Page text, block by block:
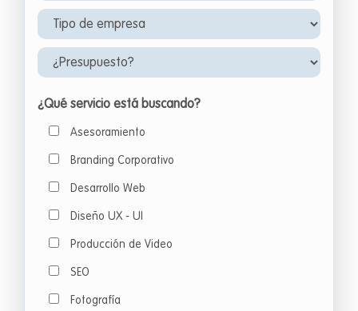
¿Qué servicio está buscando?
Asesoramiento
Branding Corporativo
Desarrollo Web
Diseño UX - UI
Producción de Video
SEO
Fotografía